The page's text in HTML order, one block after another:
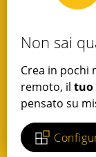
Non sai
Crea in pochi
remoto, il tuo
pensato su